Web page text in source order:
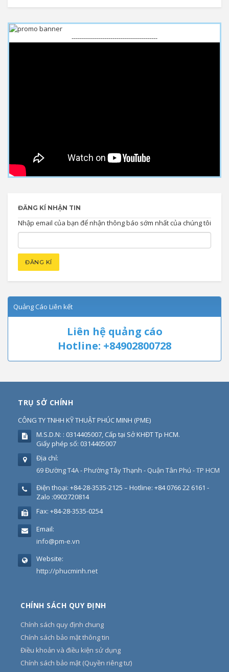
------------------------------------------
ĐĂNG KÍ NHẬN TIN
Nhập email của bạn để nhận thông báo sớm nhất của chúng tôi
Quảng Cáo Liên kết
Liên hệ quảng cáo
Hotline: +84902800728
TRỤ SỞ CHÍNH
CÔNG TY TNHH KỸ THUẬT PHÚC MINH (PME)
M.S.D.N: : 0314405007, Cấp tại Sở KHĐT Tp HCM.
Giấy phép số: 0314405007
Địa chỉ:
69 Đường T4A - Phường Tây Thạnh - Quận Tân Phú - TP HCM
Điện thoại: +84-28-3535-2125 – Hotline: +84 0766 22 6161 -
Zalo :0902720814
Fax: +84-28-3535-0254
Email:
info@pm-e.vn
Website:
http://phucminh.net
CHÍNH SÁCH QUY ĐỊNH
Chính sách quy định chung
Chính sách bảo mật thông tin
Điều khoản và điều kiện sử dụng
Chính sách bảo mật (Quyền riêng tư)